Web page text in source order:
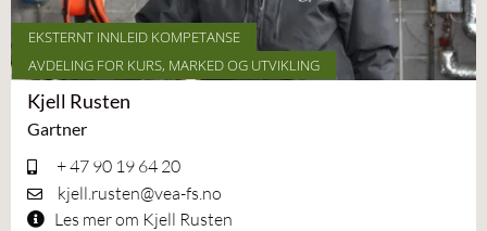
EKSTERNT INNLEID KOMPETANSE
AVDELING FOR KURS, MARKED OG UTVIKLING
Kjell Rusten
Gartner
+ 47 90 19 64 20
kjell.rusten@vea-fs.no
Les mer om Kjell Rusten